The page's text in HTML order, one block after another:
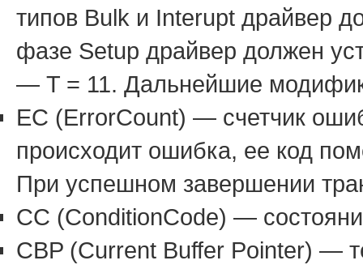
типов Bulk и Interupt драйвер
фазе Setup драйвер должен
— T = 11. Дальнейшие
EC (ErrorCount) — счетчик
происходит ошибка, ее код
При успешном завершении
CC (ConditionCode) —
CBP (Current Buffer Pointer) —